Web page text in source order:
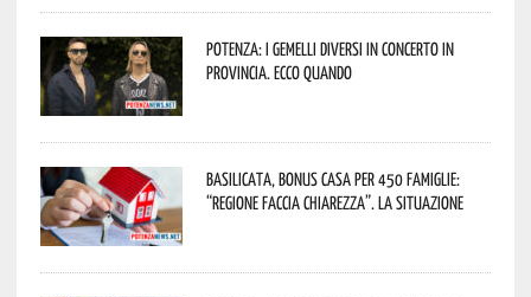
Potenza: i Gemelli DiVersi in concerto in
provincia. Ecco quando
Basilicata, Bonus casa per 450 famiglie:
“Regione faccia chiarezza”. La situazione